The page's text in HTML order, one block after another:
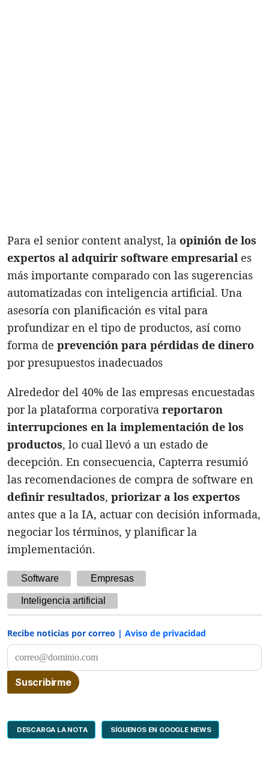
Para el senior content analyst, la opinión de los
expertos al adquirir software empresarial es
más importante comparado con las sugerencias
automatizadas con inteligencia artificial. Una
asesoría con planificación es vital para
profundizar en el tipo de productos, así como
forma de prevención para pérdidas de dinero
por presupuestos inadecuados
Alrededor del 40% de las empresas encuestadas
por la plataforma corporativa reportaron
interrupciones en la implementación de los
productos, lo cual llevó a un estado de
decepción. En consecuencia, Capterra resumió
las recomendaciones de compra de software en
definir resultados, priorizar a los expertos
antes que a la IA, actuar con decisión informada,
negociar los términos, y planificar la
implementación.
Software Empresas
Inteligencia artificial
Recibe noticias por correo | Aviso de privacidad
DESCARGA LA NOTA SÍGUENOS EN GOOGLE NEWS